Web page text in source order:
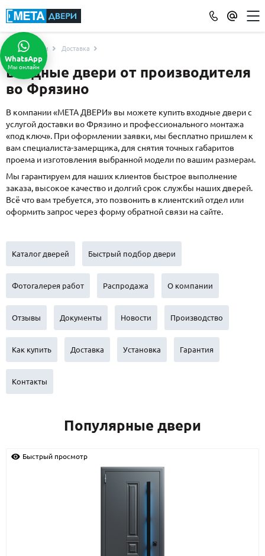
КАТАЛОГ ДВЕРЕЙ
ПО ОТДЕЛКЕ
МДФ(865)
Порошковое напыление (715)
Ламинат(21)
Массив(52)
МДФ наборный(58)
МДФ шпон
С зеркалом(13)
С выдавленным рисунком(35)
С геометрическим рисунком(46)
С реечным дизайном(29)
ПО ОСОБЕННОСТЯМ
ПО КОНСТРУКЦИИ
Двери со скидкой
ДВЕРИ С ТЕРМОРАЗРЫВОМ
ГАЛЕРЕЯ
Услуги Доставка
Входные двери от производителя
во Фрязино
В компании «МЕТА ДВЕРИ» вы можете купить входные двери с
услугой доставки во Фрязино и профессионального монтажа
«под ключ». При оформлении заявки, мы бесплатно пришлем к
вам специалиста-замерщика, для снятия точных габаритов
проема и изготовления выбранной модели по вашим размерам.
Мы гарантируем для наших клиентов быстрое выполнение
заказа, высокое качество и долгий срок службы наших дверей.
Всё что вам требуется, это позвонить в клиентский отдел или
оформить запрос через форму обратной связи на сайте.
Каталог дверей Быстрый подбор двери
Фотогалерея работ Распродажа О компании
Отзывы Документы Новости Производство
Как купить Доставка Установка Гарантия
Контакты
Популярные двери
Быстрый просмотр
WhatsApp
Мы онлайн